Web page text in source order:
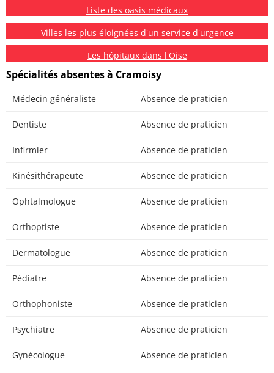
Liste des oasis médicaux
Villes les plus éloignées d'un service d'urgence
Les hôpitaux dans l'Oise
Spécialités absentes à Cramoisy
Médecin généraliste Absence de praticien
Dentiste Absence de praticien
Infirmier Absence de praticien
Kinésithérapeute Absence de praticien
Ophtalmologue Absence de praticien
Orthoptiste Absence de praticien
Dermatologue Absence de praticien
Pédiatre Absence de praticien
Orthophoniste Absence de praticien
Psychiatre Absence de praticien
Gynécologue Absence de praticien